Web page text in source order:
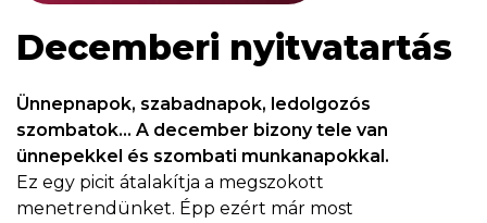
Decemberi nyitvatartás
Ünnepnapok, szabadnapok, ledolgozós
szombatok… A december bizony tele van
ünnepekkel és szombati munkanapokkal.
Ez egy picit átalakítja a megszokott
menetrendünket. Épp ezért már most